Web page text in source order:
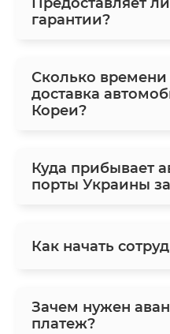
гарантии?
Сколько времени
доставка
Кореи?
Куда прибывает
порты Украины
Как начать
Зачем нужен
платеж?